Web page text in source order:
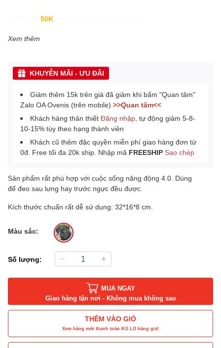
50K
Xem thêm
KHUYỄN MÃI - ƯU ĐÃI
Giảm thêm 15k trên giá đã giảm khi bấm "Quan tâm"
Zalo OA Ovenis (trên mobile) >>Quan tâm<<
Khách hàng thân thiết Đăng nhập , tự động giảm 5-8-
10-15% tùy theo hạng thành viên
Khách cũ thêm đặc quyền miễn phí giao hàng đơn từ
0đ. Free tối đa 20k ship. Nhập mã FREESHIP Sao chép
Sản phẩm rất phù hợp với cuộc sống năng động 4.0. Dùng
để đeo sau lưng hay trước ngực đều được.
Kích thước chuẩn rất dễ sử dụng: 32*16*8 cm.
Màu sắc:
Số lượng:
MUA NGAY
Giao hàng tận nơi - Không mua không sao
THÊM VÀO GIỎ
Xem hàng mới thanh toán KO LO hàng giả!